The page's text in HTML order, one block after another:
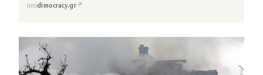
απόdimocracy.gr↗